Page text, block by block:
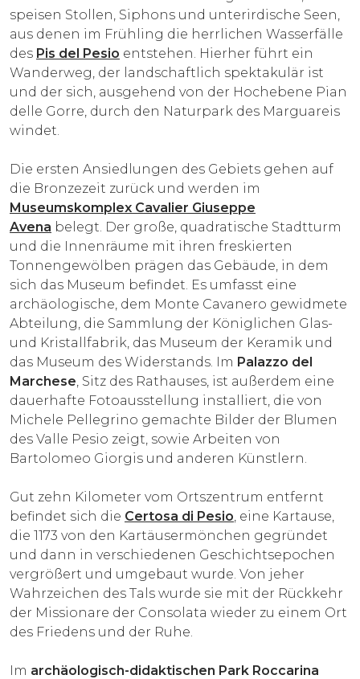
speisen Stollen, Siphons und unterirdische Seen,
aus denen im Frühling die herrlichen Wasserfälle
des Pis del Pesio entstehen. Hierher führt ein
Wanderweg, der landschaftlich spektakulär ist
und der sich, ausgehend von der Hochebene Pian
delle Gorre, durch den Naturpark des Marguareis
windet.
Die ersten Ansiedlungen des Gebiets gehen auf
die Bronzezeit zurück und werden im
Museumskomplex Cavalier Giuseppe
Avena belegt. Der große, quadratische Stadtturm
und die Innenräume mit ihren freskierten
Tonnengewölben prägen das Gebäude, in dem
sich das Museum befindet. Es umfasst eine
archäologische, dem Monte Cavanero gewidmete
Abteilung, die Sammlung der Königlichen Glas-
und Kristallfabrik, das Museum der Keramik und
das Museum des Widerstands. Im Palazzo del
Marchese , Sitz des Rathauses, ist außerdem eine
dauerhafte Fotoausstellung installiert, die von
Michele Pellegrino gemachte Bilder der Blumen
des Valle Pesio zeigt, sowie Arbeiten von
Bartolomeo Giorgis und anderen Künstlern.
Gut zehn Kilometer vom Ortszentrum entfernt
befindet sich die Certosa di Pesio , eine Kartause,
die 1173 von den Kartäusermönchen gegründet
und dann in verschiedenen Geschichtsepochen
vergrößert und umgebaut wurde. Von jeher
Wahrzeichen des Tals wurde sie mit der Rückkehr
der Missionare der Consolata wieder zu einem Ort
des Friedens und der Ruhe.
Im archäologisch-didaktischen Park Roccarina